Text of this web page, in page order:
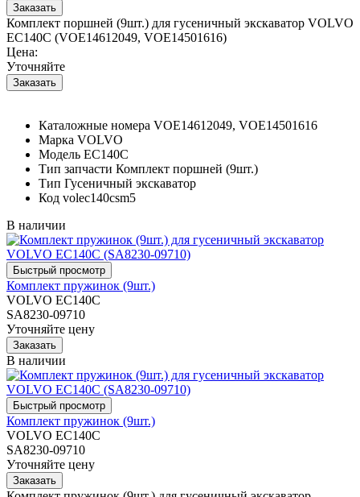
Комплект поршней (9шт.) для гусеничный экскаватор VOLVO
EC140C (VOE14612049, VOE14501616)
Цена:
Уточняйте
Каталожные номера VOE14612049, VOE14501616
Марка VOLVO
Модель EC140C
Тип запчасти Комплект поршней (9шт.)
Тип Гусеничный экскаватор
Код volec140csm5
В наличии
Комплект пружинок (9шт.)
VOLVO EC140C
SA8230-09710
Уточняйте цену
В наличии
Комплект пружинок (9шт.)
VOLVO EC140C
SA8230-09710
Уточняйте цену